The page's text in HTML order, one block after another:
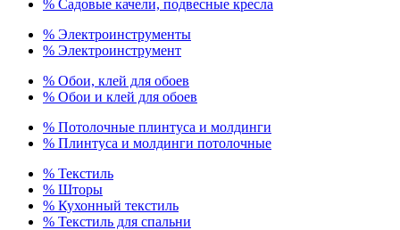
% Садовые качели, подвесные кресла
% Электроинструменты
% Электроинструмент
% Обои, клей для обоев
% Обои и клей для обоев
% Потолочные плинтуса и молдинги
% Плинтуса и молдинги потолочные
% Текстиль
% Шторы
% Кухонный текстиль
% Текстиль для спальни